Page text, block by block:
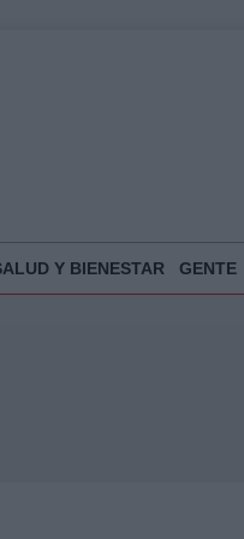
Y BIENESTAR GENTE